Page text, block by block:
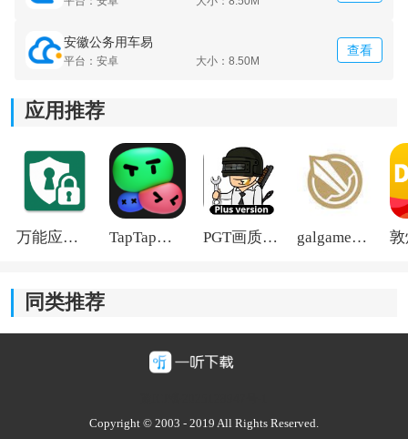
《公务用车易安徽新版》功能介绍：
1.填写好完整的信息资料之后，就可以直接提交申请。
2.管理车辆使用生命周期的时候，也可以了解到不同的周
期明细。
3.能够真正的实现智能化的统筹调度，查看到不同的调度
信息。
安徽公务用车易
平台：安卓 大小：8.50M
查看
应用推荐
万能应用隐藏 TapTap国际版2026 PGT画质助手旧版 galgame游戏盒子2026
同类推荐
Copyright © 2003 - 2019 All Rights Reserved.